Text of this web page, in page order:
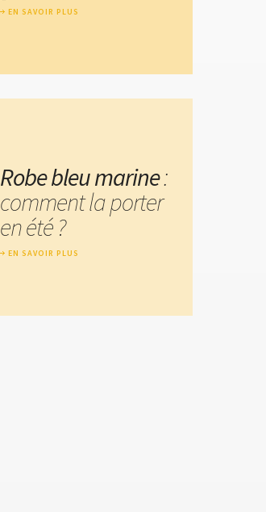
EN SAVOIR PLUS
Robe bleu marine:
comment la porter
en été ?
EN SAVOIR PLUS